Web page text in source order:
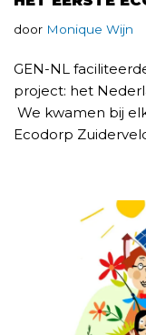
door Monique Wijn
GEN-NL
project: het
We kwamen bij
Ecodorp